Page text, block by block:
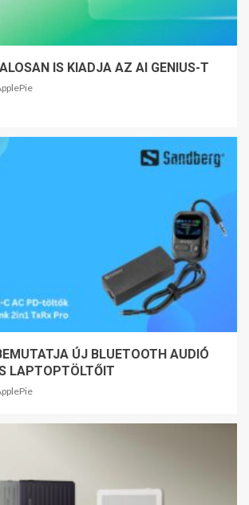
IS KIADJA AZ AI GENIUS-T
ÚJ BLUETOOTH AUDIÓ
LAPTOPTÖLTŐIT